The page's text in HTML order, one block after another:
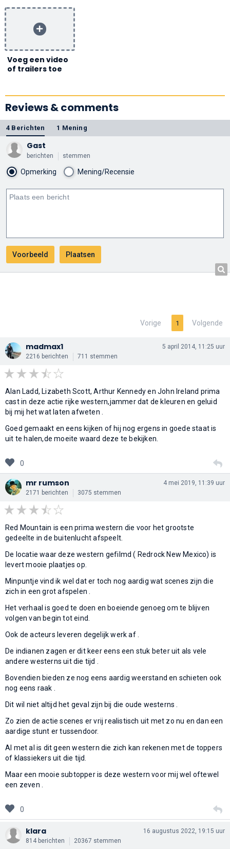
Voeg een video
of trailers toe
Reviews & comments
4 Berichten 1 Mening
Gast
berichten stemmen
Opmerking Mening/Recensie
Vorige 1 Volgende
madmax1
2216 berichten 711 stemmen
5 april 2014, 11:25 uur
Alan Ladd, Lizabeth Scott, Arthur Kennedy en John Ireland prima
cast in deze actie rijke western,jammer dat de kleuren en geluid
bij mij het wat laten afweten .
Goed gemaakt en eens kijken of hij nog ergens in goede staat is
uit te halen,de moeite waard deze te bekijken.
0
mr rumson
2171 berichten 3075 stemmen
4 mei 2019, 11:39 uur
Red Mountain is een prima western die voor het grootste
gedeelte in de buitenlucht afspeelt.
De locatie waar deze western gefilmd ( Redrock New Mexico) is
levert mooie plaatjes op.
Minpuntje vind ik wel dat er toch nog aardig wat scenes zijn die
zich in een grot afspelen .
Het verhaal is goed te doen en boeiende genoeg om te blijven
volgen van begin tot eind.
Ook de acteurs leveren degelijk werk af .
De indianen zagen er dit keer eens een stuk beter uit als vele
andere westerns uit die tijd .
Bovendien bieden ze nog eens aardig weerstand en schieten ook
nog eens raak .
Dit wil niet altijd het geval zijn bij die oude westerns .
Zo zien de actie scenes er vrij realistisch uit met zo nu en dan een
aardige stunt er tussendoor.
Al met al is dit geen western die zich kan rekenen met de toppers
of klassiekers uit die tijd.
Maar een mooie subtopper is deze western voor mij wel oftewel
een zeven .
0
klara
814 berichten 20367 stemmen
16 augustus 2022, 19:15 uur